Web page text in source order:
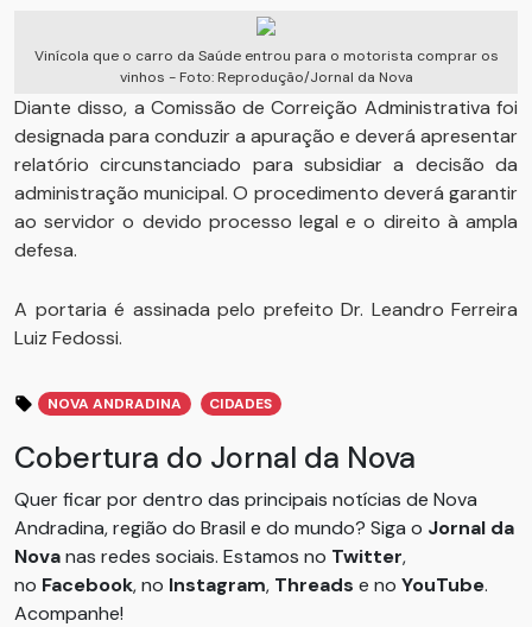
Vinícola que o carro da Saúde entrou para o motorista comprar os
vinhos - Foto: Reprodução/Jornal da Nova
Diante disso, a Comissão de Correição Administrativa foi
designada para conduzir a apuração e deverá apresentar
relatório circunstanciado para subsidiar a decisão da
administração municipal. O procedimento deverá garantir
ao servidor o devido processo legal e o direito à ampla
defesa.
A portaria é assinada pelo prefeito Dr. Leandro Ferreira
Luiz Fedossi.
NOVA ANDRADINA CIDADES
Cobertura do Jornal da Nova
Quer ficar por dentro das principais notícias de Nova
Andradina, região do Brasil e do mundo? Siga o Jornal da
Novanas redes sociais. Estamos no Twitter,
no Facebook, no Instagram, Threads e no YouTube.
Acompanhe!